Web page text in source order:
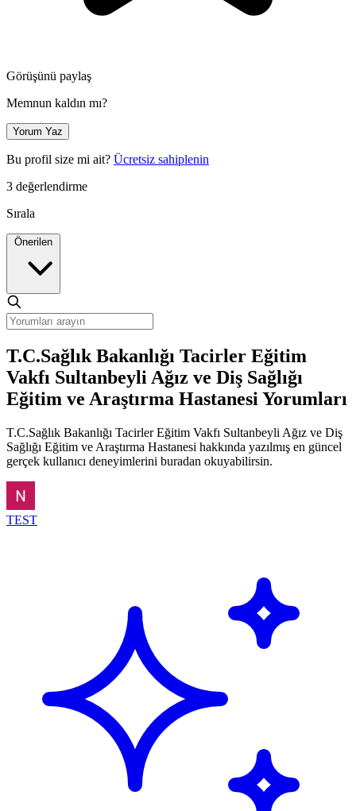
Görüşünü paylaş
Memnun kaldın mı?
Yorum Yaz
Bu profil size mi ait? Ücretsiz sahiplenin
3 değerlendirme
Sırala
T.C.Sağlık Bakanlığı Tacirler Eğitim
Vakfı Sultanbeyli Ağız ve Diş Sağlığı
Eğitim ve Araştırma Hastanesi Yorumları
T.C.Sağlık Bakanlığı Tacirler Eğitim Vakfı Sultanbeyli Ağız ve Diş
Sağlığı Eğitim ve Araştırma Hastanesi hakkında yazılmış en güncel
gerçek kullanıcı deneyimlerini buradan okuyabilirsin.
TEST